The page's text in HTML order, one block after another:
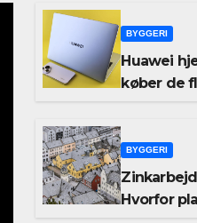
BYGGERI
Huawei
køber de
BYGGERI
Hvorfor